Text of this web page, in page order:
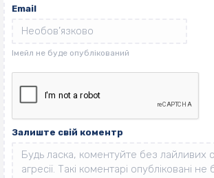
Email
Залиште свій коментр